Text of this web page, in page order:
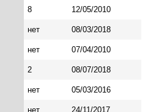
8 12/05/2010
нет 08/03/2018
нет 07/04/2010
2 08/07/2018
нет 05/03/2016
нет 24/11/2017